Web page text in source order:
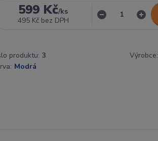
599 Kč/ks
495 Kč bez DPH
produktu: 3 Výrobce:
Modrá